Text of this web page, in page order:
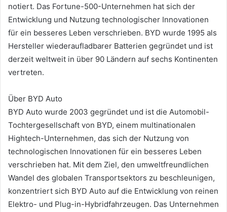
notiert. Das Fortune-500-Unternehmen hat sich der
Entwicklung und Nutzung technologischer Innovationen
für ein besseres Leben verschrieben. BYD wurde 1995 als
Hersteller wiederaufladbarer Batterien gegründet und ist
derzeit weltweit in über 90 Ländern auf sechs Kontinenten
vertreten.
Über BYD Auto
BYD Auto wurde 2003 gegründet und ist die Automobil-
Tochtergesellschaft von BYD, einem multinationalen
Hightech-Unternehmen, das sich der Nutzung von
technologischen Innovationen für ein besseres Leben
verschrieben hat. Mit dem Ziel, den umweltfreundlichen
Wandel des globalen Transportsektors zu beschleunigen,
konzentriert sich BYD Auto auf die Entwicklung von reinen
Elektro- und Plug-in-Hybridfahrzeugen. Das Unternehmen